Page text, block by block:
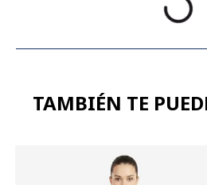
TAMBIÉN TE